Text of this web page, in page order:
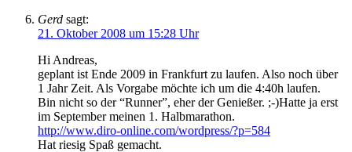
Gerd sagt:
21. Oktober 2008 um 15:28 Uhr
Hi Andreas,
geplant ist Ende 2009 in Frankfurt zu laufen. Also noch über
1 Jahr Zeit. Als Vorgabe möchte ich um die 4:40h laufen.
Bin nicht so der “Runner”, eher der Genießer. ;-)Hatte ja erst
im September meinen 1. Halbmarathon.
http://www.diro-online.com/wordpress/?p=584
Hat riesig Spaß gemacht.